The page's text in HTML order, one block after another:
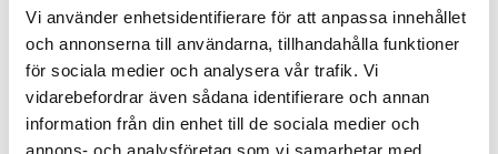
Vi använder enhetsidentifierare för att anpassa innehållet
och annonserna till användarna, tillhandahålla funktioner
för sociala medier och analysera vår trafik. Vi
vidarebefordrar även sådana identifierare och annan
information från din enhet till de sociala medier och
annons- och analysföretag som vi samarbetar med.
ELLER
Skapa din egen 10-pack blandning* för